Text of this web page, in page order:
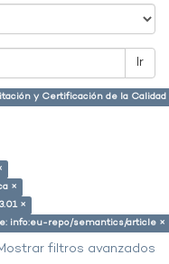
Ir
y Certificación de la
×
×
info:eu-repo/semantics/article ×
filtros avanzados